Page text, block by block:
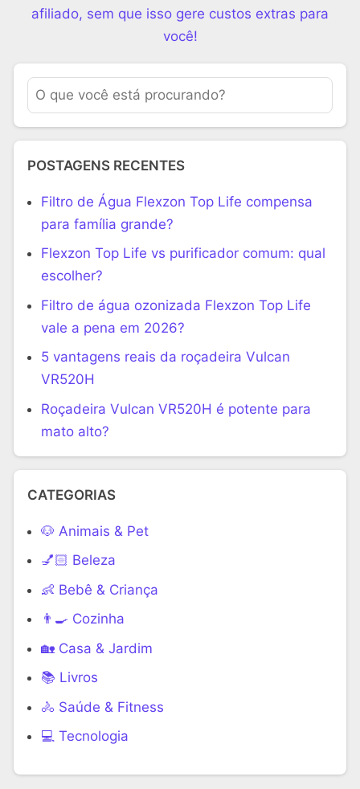
afiliado, sem que isso gere custos extras para
você!
POSTAGENS RECENTES
Filtro de Água Flexzon Top Life compensa
para família grande?
Flexzon Top Life vs purificador comum: qual
escolher?
Filtro de água ozonizada Flexzon Top Life
vale a pena em 2026?
5 vantagens reais da roçadeira Vulcan
VR520H
Roçadeira Vulcan VR520H é potente para
mato alto?
CATEGORIAS
🐶 Animais & Pet
💅🏻 Beleza
👶 Bebê & Criança
👨‍🍳 Cozinha
🏡 Casa & Jardim
📚 Livros
🚴 Saúde & Fitness
‍💻 Tecnologia